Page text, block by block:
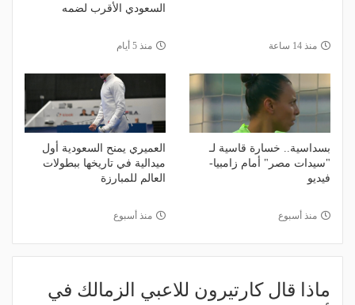
منذ 14 ساعة
السعودي الأقرب لضمه
منذ 5 أيام
بسداسية.. خسارة قاسية لـ
"سيدات مصر" أمام زامبيا-
فيديو
منذ أسبوع
العميري يمنح السعودية أول
ميدالية في تاريخها ببطولات
العالم للمبارزة
منذ أسبوع
ماذا قال كارتيرون للاعبي الزمالك في